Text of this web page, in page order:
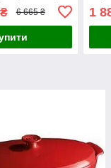
6 665 ₴ 1